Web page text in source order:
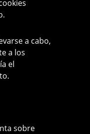
a cabo,
a los
el
sobre